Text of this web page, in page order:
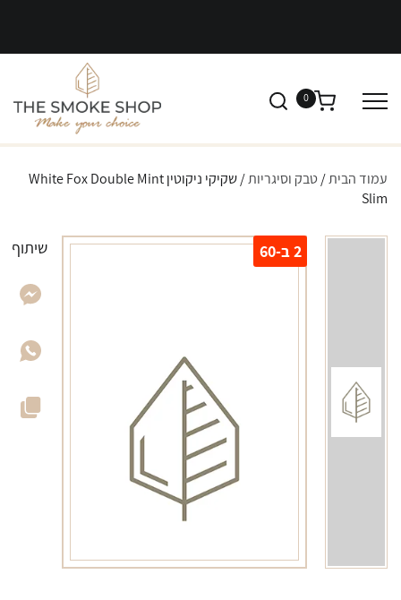
0
עמוד הבית/טבק וסיגריות
/ שקיקי ניקוטין White Fox Double Mint
Slim
2 ב-60 שיתוף